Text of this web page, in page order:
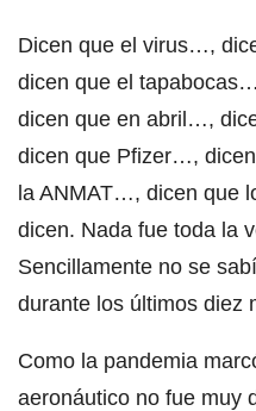
Dicen que el virus…,
dicen que el
dicen que en abril…,
dicen que Pfizer…,
la ANMAT…, dicen que
dicen. Nada fue toda la
Sencillamente no se
durante los últimos diez
Como la pandemia
aeronáutico no fue muy